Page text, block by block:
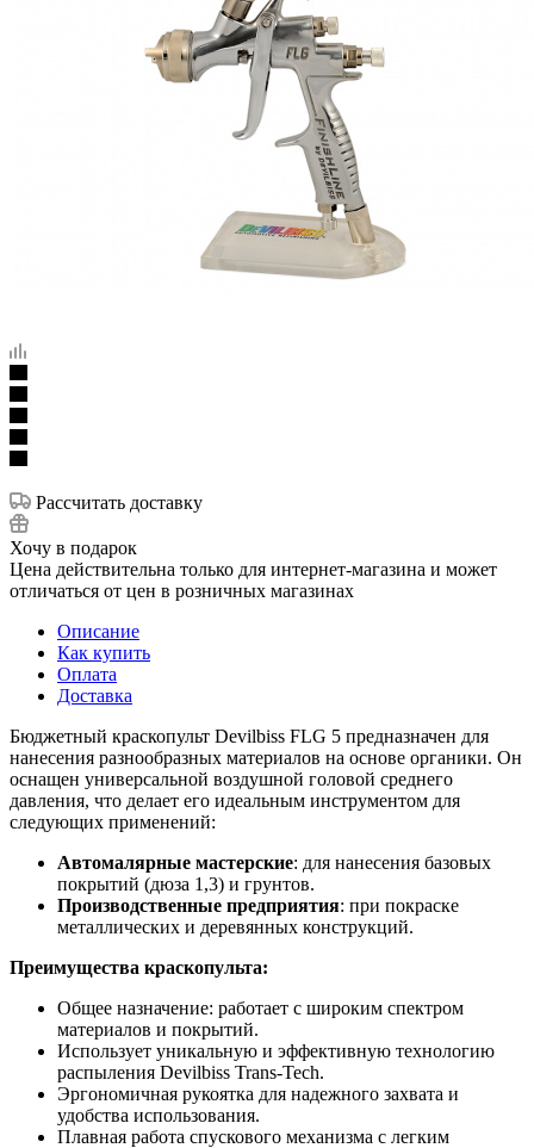
Рассчитать доставку
Хочу в подарок
Цена действительна только для интернет-магазина и может
отличаться от цен в розничных магазинах
Описание
Как купить
Оплата
Доставка
Бюджетный краскопульт Devilbiss FLG 5 предназначен для
нанесения разнообразных материалов на основе органики. Он
оснащен универсальной воздушной головой среднего
давления, что делает его идеальным инструментом для
следующих применений:
Автомалярные мастерские: для нанесения базовых
покрытий (дюза 1,3) и грунтов.
Производственные предприятия: при покраске
металлических и деревянных конструкций.
Преимущества краскопульта:
Общее назначение: работает с широким спектром
материалов и покрытий.
Использует уникальную и эффективную технологию
распыления Devilbiss Trans-Tech.
Эргономичная рукоятка для надежного захвата и
удобства использования.
Плавная работа спускового механизма с легким